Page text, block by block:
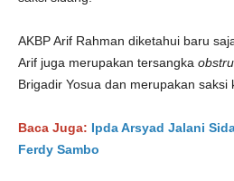
AKBP Arif Rahman diketahui baru
Arif juga merupakan tersangka
Brigadir Yosua dan merupakan saksi
Baca Juga: Ipda Arsyad Jalani
Ferdy Sambo